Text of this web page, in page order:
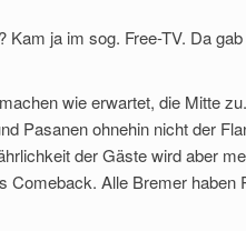
Kam ja im sog. Free-TV. Da
wie erwartet, die Mitte
Pasanen ohnehin nicht der
der Gäste wird aber
Comeback. Alle Bremer